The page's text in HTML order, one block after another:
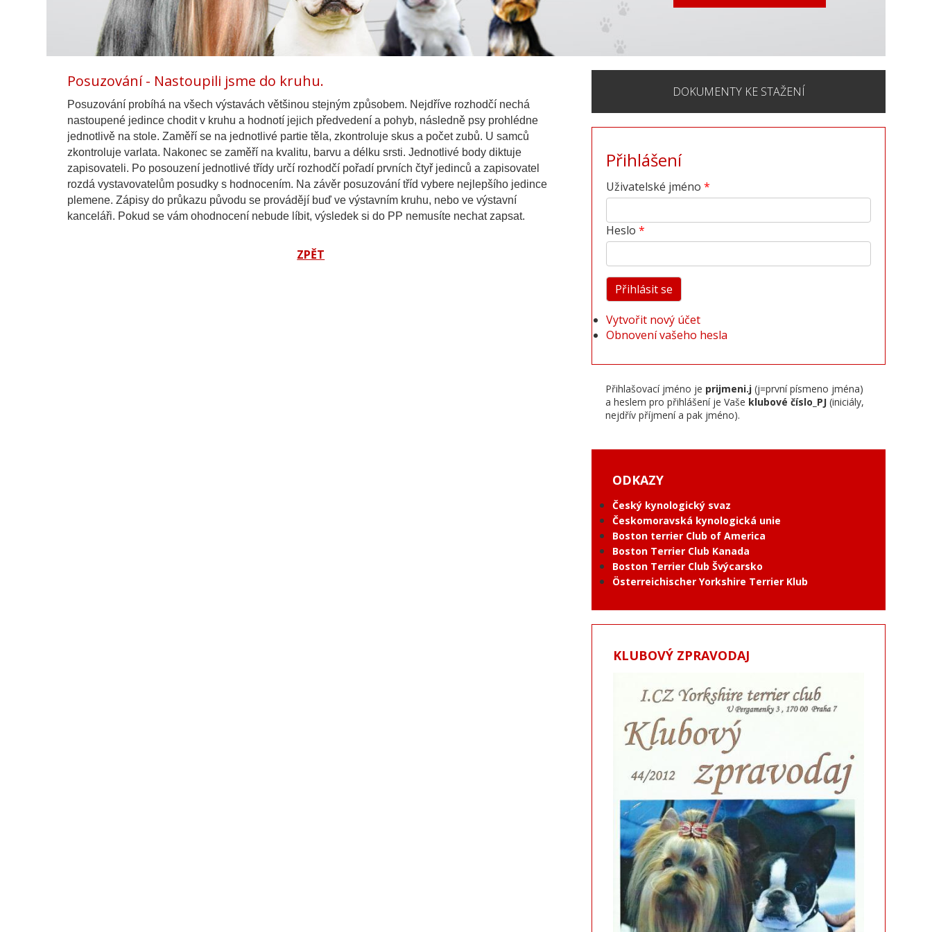
Posuzování - Nastoupili jsme do kruhu.
Posuzování probíhá na všech výstavách většinou stejným způsobem. Nejdříve rozhodčí nechá
nastoupené jedince chodit v kruhu a hodnotí jejich předvedení a pohyb, následně psy prohlédne
jednotlivě na stole. Zaměří se na jednotlivé partie těla, zkontroluje skus a počet zubů. U samců
zkontroluje varlata. Nakonec se zaměří na kvalitu, barvu a délku srsti. Jednotlivé body diktuje
zapisovateli. Po posouzení jednotlivé třídy určí rozhodčí pořadí prvních čtyř jedinců a zapisovatel
rozdá vystavovatelům posudky s hodnocením. Na závěr posuzování tříd vybere nejlepšího jedince
plemene. Zápisy do průkazu původu se provádějí buď ve výstavním kruhu, nebo ve výstavní
kanceláři. Pokud se vám ohodnocení nebude líbit, výsledek si do PP nemusíte nechat zapsat.
ZPĚT
DOKUMENTY KE STAŽENÍ
Přihlášení
Uživatelské jméno
Heslo
Vytvořit nový účet
Obnovení vašeho hesla
Přihlašovací jméno je prijmeni.j (j=první písmeno jména)
a heslem pro přihlášení je Vaše klubové číslo_PJ (iniciály,
nejdřív příjmení a pak jméno).
ODKAZY
Český kynologický svaz
Českomoravská kynologická unie
Boston terrier Club of America
Boston Terrier Club Kanada
Boston Terrier Club Švýcarsko
Österreichischer Yorkshire Terrier Klub
KLUBOVÝ ZPRAVODAJ